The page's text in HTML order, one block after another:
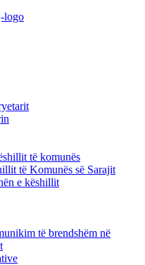
të komunës
të Komunës së Sarajit
e këshillit
të brendshëm në